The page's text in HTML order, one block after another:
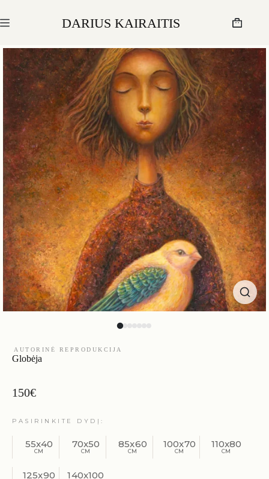
content
DARIUS KAIRAITIS Krepšelis
AUTORINĖ REPRODUKCIJA
Globėja
150€
PASIRINKITE DYDĮ
55x40 70x50 85x60 100x70 110x80
125x90 140x100